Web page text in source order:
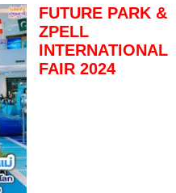
FUTURE PARK &
ZPELL
INTERNATIONAL
FAIR 2024